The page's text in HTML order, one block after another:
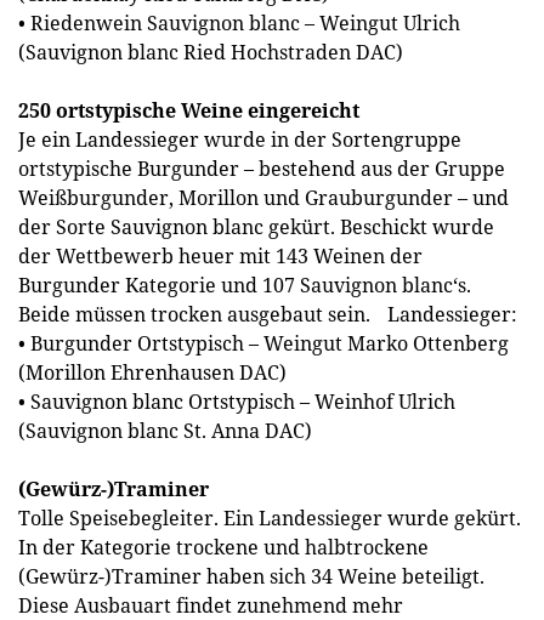
• Riedenwein Sauvignon blanc – Weingut Ulrich
(Sauvignon blanc Ried Hochstraden DAC)
250 ortstypische Weine eingereicht
Je ein Landessieger wurde in der Sortengruppe
ortstypische Burgunder – bestehend aus der Gruppe
Weißburgunder, Morillon und Grauburgunder – und
der Sorte Sauvignon blanc gekürt. Beschickt wurde
der Wettbewerb heuer mit 143 Weinen der
Burgunder Kategorie und 107 Sauvignon blanc‘s.
Beide müssen trocken ausgebaut sein. Landessieger:
• Burgunder Ortstypisch – Weingut Marko Ottenberg
(Morillon Ehrenhausen DAC)
• Sauvignon blanc Ortstypisch – Weinhof Ulrich
(Sauvignon blanc St. Anna DAC)
(Gewürz-)Traminer
Tolle Speisebegleiter. Ein Landessieger wurde gekürt.
In der Kategorie trockene und halbtrockene
(Gewürz-)Traminer haben sich 34 Weine beteiligt.
Diese Ausbauart findet zunehmend mehr